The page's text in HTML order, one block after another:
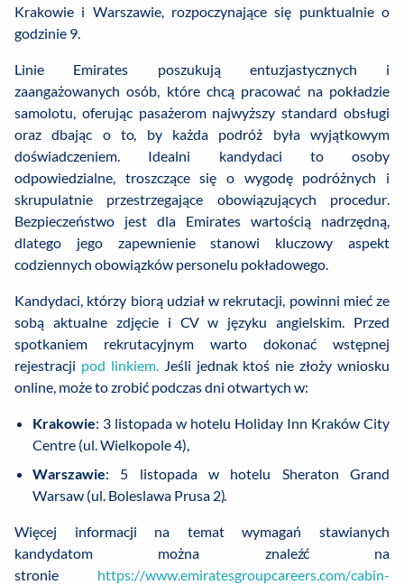
Krakowie i Warszawie, rozpoczynające się punktualnie o
godzinie 9.
Linie Emirates poszukują entuzjastycznych i
zaangażowanych osób, które chcą pracować na pokładzie
samolotu, oferując pasażerom najwyższy standard obsługi
oraz dbając o to, by każda podróż była wyjątkowym
doświadczeniem. Idealni kandydaci to osoby
odpowiedzialne, troszczące się o wygodę podróżnych i
skrupulatnie przestrzegające obowiązujących procedur.
Bezpieczeństwo jest dla Emirates wartością nadrzędną,
dlatego jego zapewnienie stanowi kluczowy aspekt
codziennych obowiązków personelu pokładowego.
Kandydaci, którzy biorą udział w rekrutacji, powinni mieć ze
sobą aktualne zdjęcie i CV w języku angielskim. Przed
spotkaniem rekrutacyjnym warto dokonać wstępnej
rejestracji pod linkiem.Jeśli jednak ktoś nie złoży wniosku
online, może to zrobić podczas dni otwartych w:
Krakowie: 3 listopada w hotelu Holiday Inn Kraków City
Centre (ul. Wielkopole 4),
Warszawie: 5 listopada w hotelu Sheraton Grand
Warsaw (ul. Boleslawa Prusa 2).
Więcej informacji na temat wymagań stawianych
kandydatom można znaleźć na
stronie https://www.emiratesgroupcareers.com/cabin-